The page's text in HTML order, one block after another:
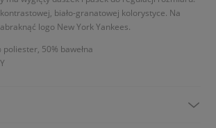
biało-granatowej kolorystyce. Na
logo New York Yankees.
poliester, 50% bawełna